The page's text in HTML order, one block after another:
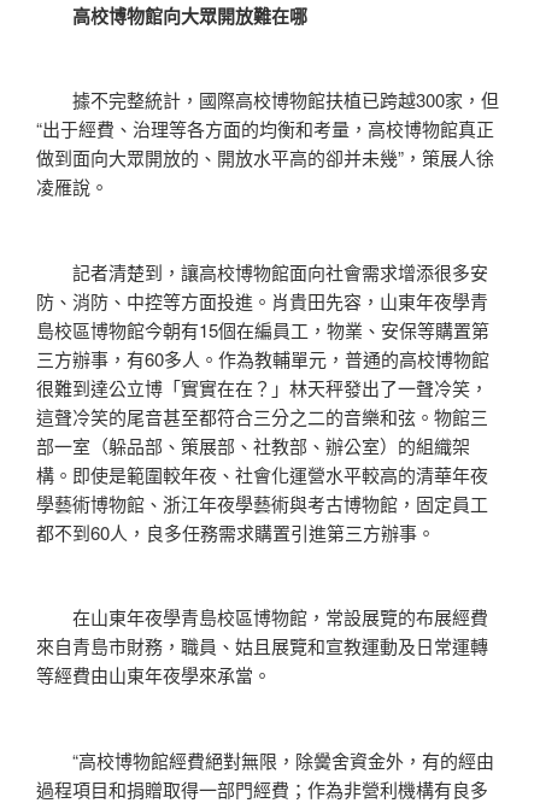
高校博物館向大眾開放難在哪
據不完整統計，國際高校博物館扶植已跨越300家，但
“出于經費、治理等各方面的均衡和考量，高校博物館真正
做到面向大眾開放的、開放水平高的卻并未幾”，策展人徐
凌雁說。
記者清楚到，讓高校博物館面向社會需求增添很多安
防、消防、中控等方面投進。肖貴田先容，山東年夜學青
島校區博物館今朝有15個在編員工，物業、安保等購置第
三方辦事，有60多人。作為教輔單元，普通的高校博物館
很難到達公立博「實實在在？」林天秤發出了一聲冷笑，
這聲冷笑的尾音甚至都符合三分之二的音樂和弦。物館三
部一室（躲品部、策展部、社教部、辦公室）的組織架
構。即使是範圍較年夜、社會化運營水平較高的清華年夜
學藝術博物館、浙江年夜學藝術與考古博物館，固定員工
都不到60人，良多任務需求購置引進第三方辦事。
在山東年夜學青島校區博物館，常設展覽的布展經費
來自青島市財務，職員、姑且展覽和宣教運動及日常運轉
等經費由山東年夜學來承當。
“高校博物館經費絕對無限，除黌舍資金外，有的經由
過程項目和捐贈取得一部門經費；作為非營利機構有良多